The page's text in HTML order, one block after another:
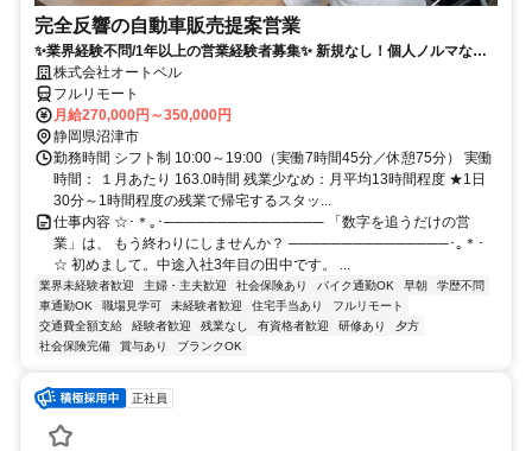
完全反響の自動車販売提案営業
✨業界経験不問/1年以上の営業経験者募集✨ 新規なし！個人ノルマな
し！残業も少なめでプライベートとの両立◎
株式会社オートベル
フルリモート
月給270,000円～350,000円
静岡県沼津市
勤務時間 シフト制 10:00～19:00（実働7時間45分／休憩75分） 実働
時間： １月あたり 163.0時間 残業少なめ：月平均13時間程度 ★1日
30分～1時間程度の残業で帰宅するスタッ...
仕事内容 ☆･＊｡･─────────────── 「数字を追うだけの営
業」は、 もう終わりにしませんか？ ───────────────･｡＊･
☆ 初めまして。中途入社3年目の田中です。 ...
業界未経験者歓迎 主婦・主夫歓迎 社会保険あり バイク通勤OK 早朝
学歴不問
車通勤OK
職場見学可 未経験者歓迎 住宅手当あり
フルリモート
交通費全額支給
経験者歓迎 残業なし 有資格者歓迎 研修あり
夕方
社会保険完備
賞与あり ブランクOK
正社員